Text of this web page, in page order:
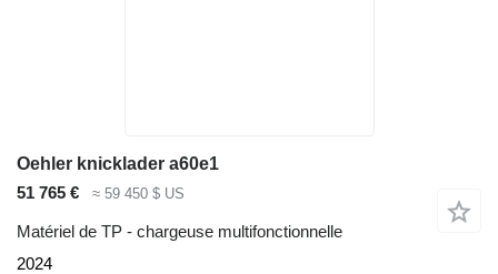
Oehler knicklader a60e1
51 765 €
≈ 59 450 $ US
Matériel de TP - chargeuse multifonctionnelle
2024